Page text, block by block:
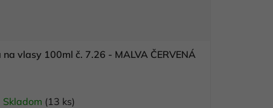
vlasy 100ml č. 7.26 - MALVA ČERVENÁ
Skladom (13 ks)